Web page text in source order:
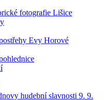
fotografie Lišice
Evy Horové
hudební slavnosti 9. 9.